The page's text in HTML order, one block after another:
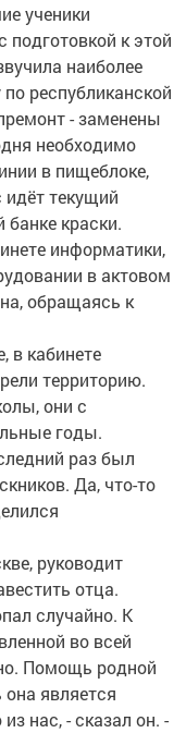
ученики
к этой
наиболее
республиканской
- заменены
необходимо
в пищеблоке,
идёт текущий
краски.
информатики,
в актовом
обращаясь к
в кабинете
территорию.
они с
годы.
раз был
Да, что-то
руководит
отца.
случайно. К
во всей
Помощь родной
является
нас, - сказал он. -